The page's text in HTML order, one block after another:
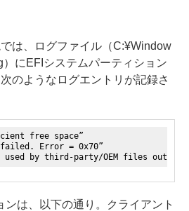
は、ログファイル（C:¥Window
にEFIシステムパーティション
のようなログエントリが記録さ
free space”
Error = 0x70”
used by third-party/OEM files
は、以下の通り。クライアント